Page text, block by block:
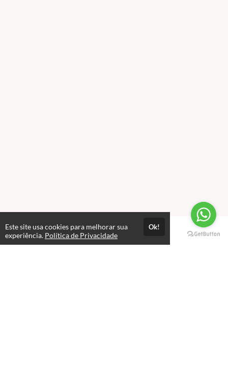
Páginas
Este site usa cookies para melhorar sua
experiência. Política de Privacidade
Ok!